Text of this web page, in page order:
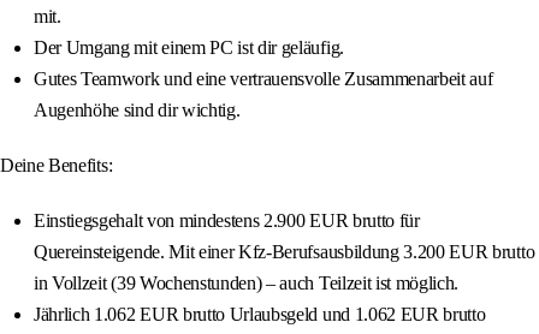
mit.
Der Umgang mit einem PC ist dir geläufig.
Gutes Teamwork und eine vertrauensvolle Zusammenarbeit auf
Augenhöhe sind dir wichtig.
Deine Benefits:
Einstiegsgehalt von mindestens 2.900 EUR brutto für
Quereinsteigende. Mit einer Kfz-Berufsausbildung 3.200 EUR brutto
in Vollzeit (39 Wochenstunden) – auch Teilzeit ist möglich.
Jährlich 1.062 EUR brutto Urlaubsgeld und 1.062 EUR brutto